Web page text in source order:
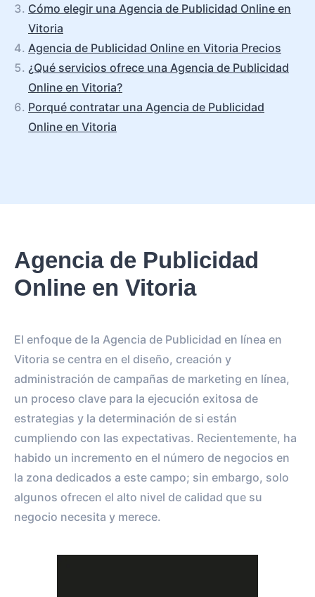
Cómo elegir una Agencia de Publicidad Online en
Vitoria
Agencia de Publicidad Online en Vitoria Precios
¿Qué servicios ofrece una Agencia de Publicidad
Online en Vitoria?
Porqué contratar una Agencia de Publicidad
Online en Vitoria
Agencia de Publicidad
Online en Vitoria
El enfoque de la Agencia de Publicidad en línea en
Vitoria se centra en el diseño, creación y
administración de campañas de marketing en línea,
un proceso clave para la ejecución exitosa de
estrategias y la determinación de si están
cumpliendo con las expectativas. Recientemente, ha
habido un incremento en el número de negocios en
la zona dedicados a este campo; sin embargo, solo
algunos ofrecen el alto nivel de calidad que su
negocio necesita y merece.